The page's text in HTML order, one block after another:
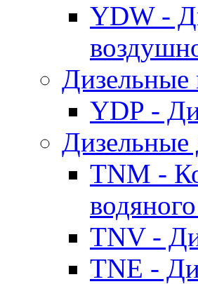
YDW -
YDP -
Дизельные
TNM -
TNV -
TNE -